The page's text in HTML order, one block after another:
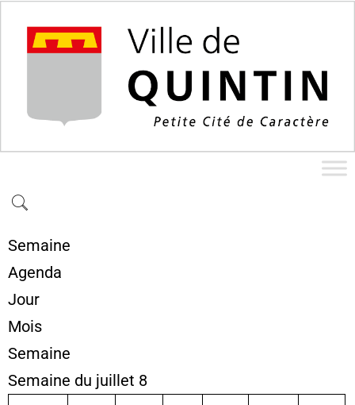
Semaine
Agenda
Jour
Mois
Semaine
Semaine du juillet 8